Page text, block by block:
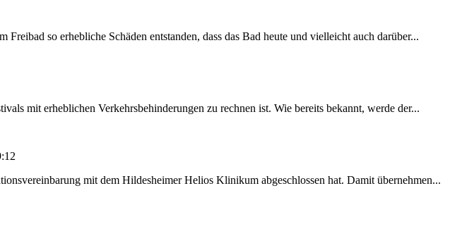
so erhebliche Schäden entstanden, dass das Bad heute und vielleicht auch darüber...
mit erheblichen Verkehrsbehinderungen zu rechnen ist. Wie bereits bekannt, werde der...
mit dem Hildesheimer Helios Klinikum abgeschlossen hat. Damit übernehmen...